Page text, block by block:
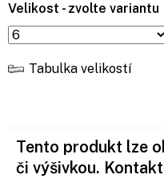
Velikost - zvolte variantu
Tabulka velikostí
Tento produkt lze
či výšivkou.